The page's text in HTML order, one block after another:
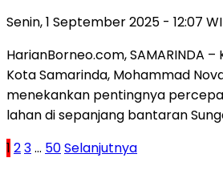
Senin, 1 September 2025 - 12:07
HarianBorneo.com, SAMARINDA –
Kota Samarinda, Mohammad
menekankan pentingnya
lahan di sepanjang bantaran
Paginasi
1 23… 50Selanjutnya